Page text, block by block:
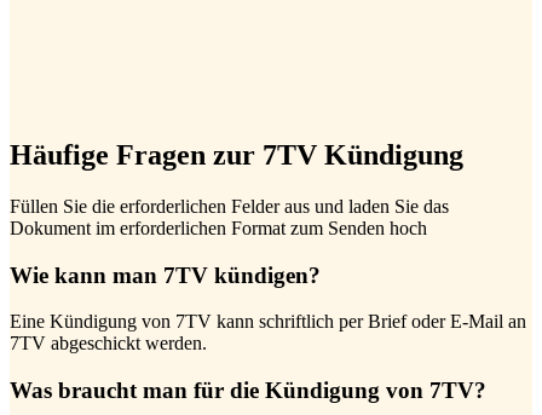
Häufige Fragen zur 7TV Kündigung
Füllen Sie die erforderlichen Felder aus und laden Sie das
Dokument im erforderlichen Format zum Senden hoch
Wie kann man 7TV kündigen?
Eine Kündigung von 7TV kann schriftlich per Brief oder E-Mail an
7TV abgeschickt werden.
Was braucht man für die Kündigung von 7TV?